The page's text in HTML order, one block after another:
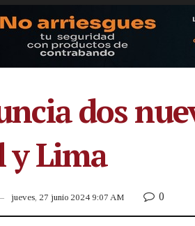
dos
y Lima
jueves, 27 junio 2024 9:07 AM 0